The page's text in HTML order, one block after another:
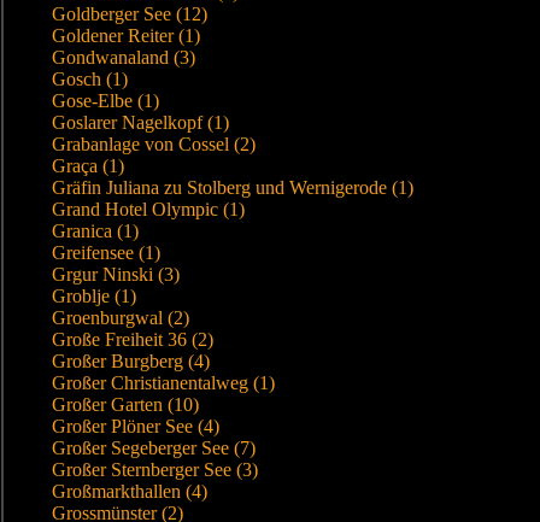
Goldberger See (12)
Goldener Reiter (1)
Gondwanaland (3)
Gosch (1)
Gose-Elbe (1)
Goslarer Nagelkopf (1)
Grabanlage von Cossel (2)
Graça (1)
Gräfin Juliana zu Stolberg und Wernigerode (1)
Grand Hotel Olympic (1)
Granica (1)
Greifensee (1)
Grgur Ninski (3)
Groblje (1)
Groenburgwal (2)
Große Freiheit 36 (2)
Großer Burgberg (4)
Großer Christianentalweg (1)
Großer Garten (10)
Großer Plöner See (4)
Großer Segeberger See (7)
Großer Sternberger See (3)
Großmarkthallen (4)
Grossmünster (2)